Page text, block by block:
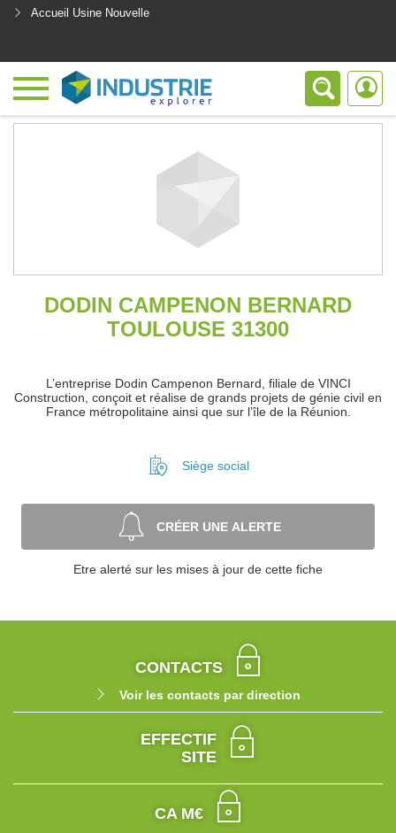
Accueil Usine Nouvelle
DODIN CAMPENON BERNARD
TOULOUSE 31300
L’entreprise Dodin Campenon Bernard, filiale de VINCI
Construction, conçoit et réalise de grands projets de génie civil en
France métropolitaine ainsi que sur l’île de la Réunion.
Siège social
CRÉER UNE ALERTE
Etre alerté sur les mises à jour de cette fiche
CONTACTS
Voir les contacts par direction
EFFECTIF
SITE
CA M€